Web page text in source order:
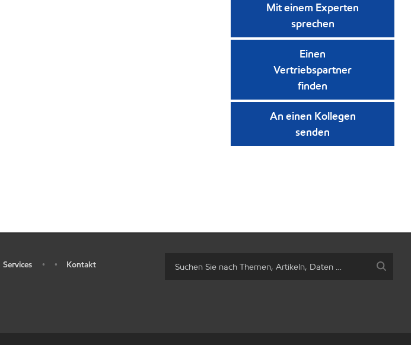
Mit einem Experten
sprechen
Einen
Vertriebspartner
finden
An einen Kollegen
senden
Services • • Kontakt